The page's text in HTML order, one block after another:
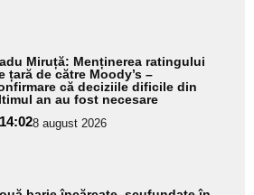
Miruță: Menținerea ratingului
țară de către Moody’s –
că deciziile dificile din
an au fost necesare
14:028 august 2026